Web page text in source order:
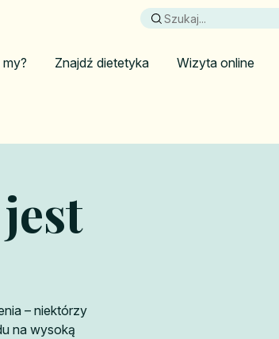
Znajdź dietetyka Wizyta online
jest
– niektórzy
na wysoką